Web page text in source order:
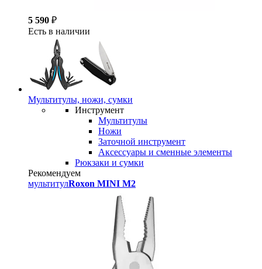
5 590 ₽
Есть в наличии
Мультитулы, ножи, сумки
Инструмент
Мультитулы
Ножи
Заточной инструмент
Аксессуары и сменные элементы
Рюкзаки и сумки
Рекомендуем
мультитулRoxon MINI M2